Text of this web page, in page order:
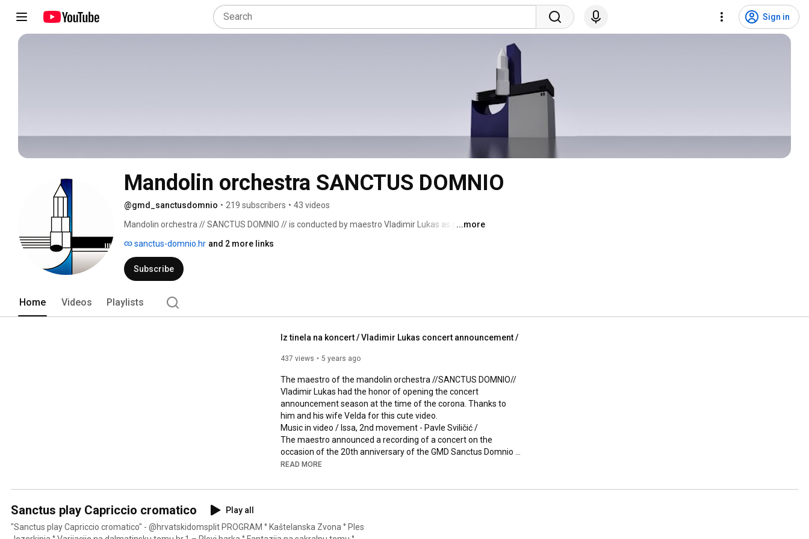
Sign in
Mandolin orchestra SANCTUS DOMNIO
@gmd_sanctusdomnio • 219 subscribers • 43 videos
Mandolin orchestra // SANCTUS DOMNIO // is conducted by maestro Vladimir Lukas as part of
...more
sanctus-domnio.hr and 2 more links
Subscribe
Home Videos Playlists
Iz tinela na koncert / Vladimir Lukas concert announcement /
437 views 5 years ago
The maestro of the mandolin orchestra //SANCTUS DOMNIO//
Vladimir Lukas had the honor of opening the concert
announcement season at the time of the corona. Thanks to
him and his wife Velda for this cute video.
Music in video / Issa, 2nd movement - Pavle Sviličić /
The maestro announced a recording of a concert on the
occasion of the 20th anniversary of the GMD Sanctus Domnio
held in the amphitheater of the Youth Center in 2011.
/Iz tinela na koncert / You can listen to the series of concert
You can also follow us on our official
READ MORE
Sanctus play Capriccio cromatico
Play all
"Sanctus play Capriccio cromatico" - @hrvatskidomsplit PROGRAM ° Kaštelanska Zvona ° Ples